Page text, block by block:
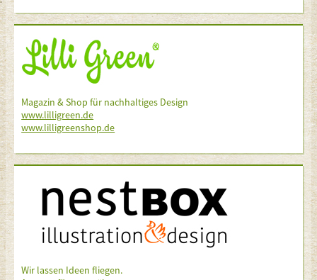
Magazin & Shop für nachhaltiges Design
www.lilligreen.de
www.lilligreenshop.de
Wir lassen Ideen fliegen.